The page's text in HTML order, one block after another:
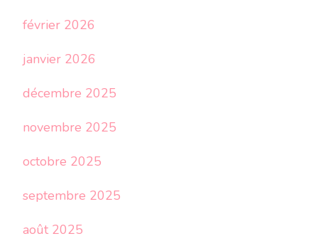
février 2026
janvier 2026
décembre 2025
novembre 2025
octobre 2025
septembre 2025
août 2025